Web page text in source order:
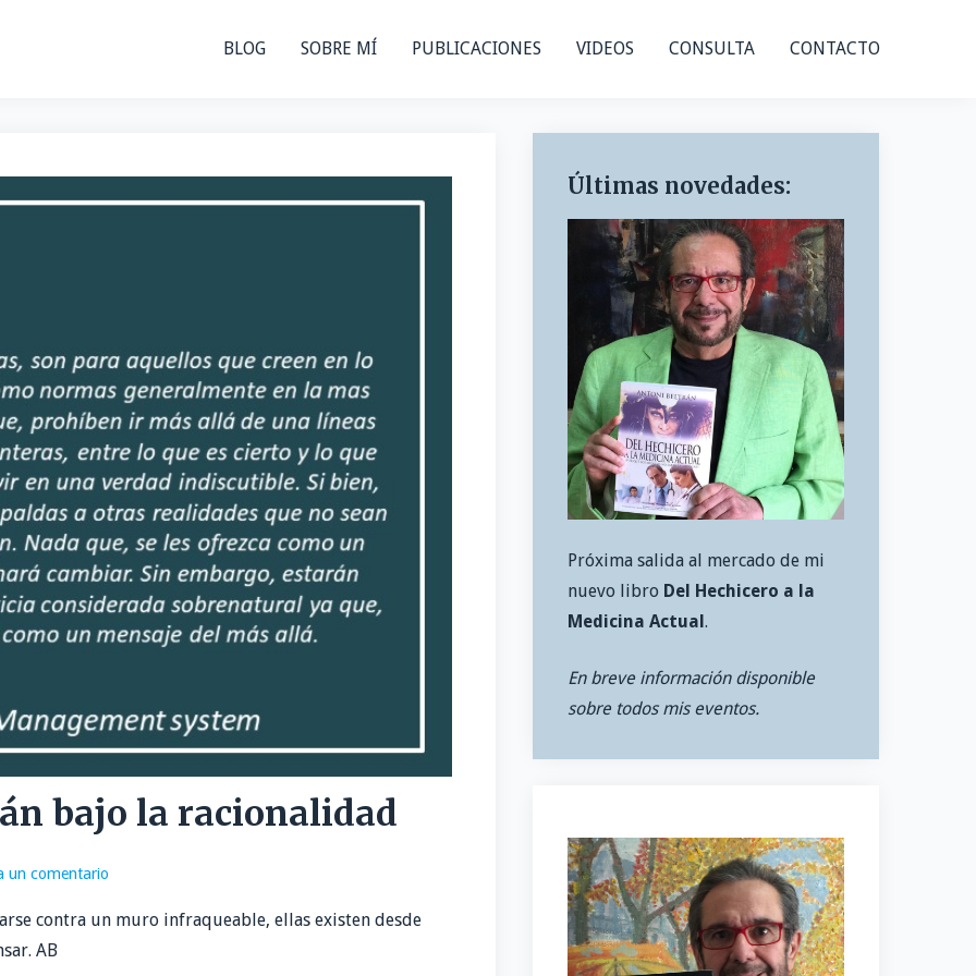
BLOG SOBRE MÍ PUBLICACIONES VIDEOS CONSULTA CONTACTO
bajo la racionalidad
un comentario
contra un muro infraqueable, ellas existen desde
AB
Últimas novedades:
Próxima salida al mercado de mi
nuevo libro Del Hechicero a la
Medicina Actual.
En breve información disponible
sobre todos mis eventos.